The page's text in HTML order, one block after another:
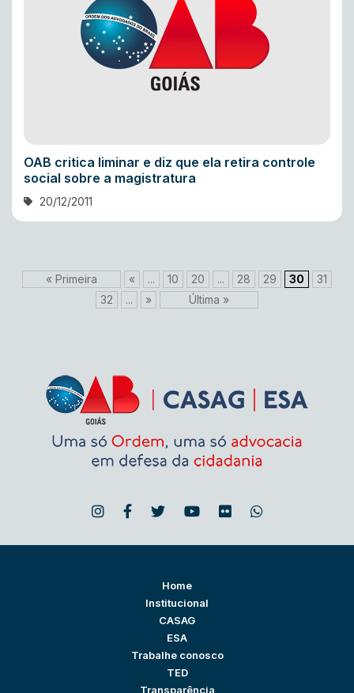
OAB critica liminar e diz que ela retira controle
social sobre a magistratura
20/12/2011
« Primeira « ... 10 20 ... 28 29 30
31
32
... » Última »
Home
Institucional
CASAG
ESA
Trabalhe conosco
TED
Transparência